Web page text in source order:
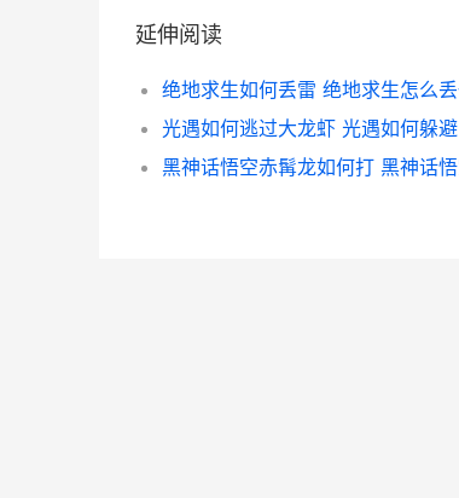
延伸阅读
光遇如何逃过大龙虾 光遇如何躲避